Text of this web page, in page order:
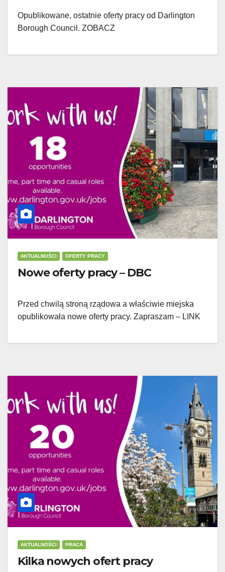
Opublikowane, ostatnie oferty pracy od Darlington
Borough Council. ZOBACZ
AKTUALNOŚCI OFERTY PRACY
Nowe oferty pracy – DBC
Przed chwilą stroną rządowa a właściwie miejska
opublikowała nowe oferty pracy. Zapraszam – LINK
AKTUALNOŚCI PRACA
Kilka nowych ofert pracy